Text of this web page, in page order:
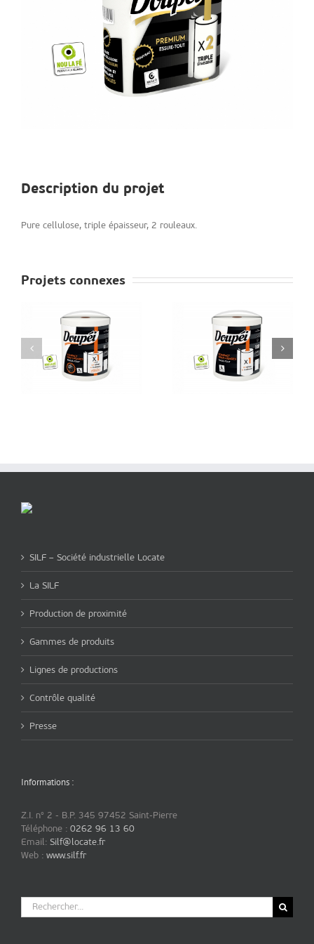
Description du projet
Pure cellulose, triple épaisseur, 2 rouleaux.
Projets connexes
Essuie tout compact
Multi-usages
Essuie-tout Premium
SILF – Société industrielle Locate
La SILF
Production de proximité
Gammes de produits
Lignes de productions
Contrôle qualité
Presse
Informations :
Z.I. n° 2 - B.P. 345 97452 Saint-Pierre
Téléphone : 0262 96 13 60
Email: Silf@locate.fr
Web : www.silf.fr
Rechercher: